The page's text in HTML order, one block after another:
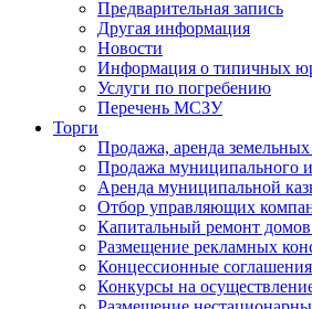
Предварительная запись
Другая информация
Новости
Информация о типичных
Услуги по погребению
Перечень МСЗУ
Торги
Продажа, аренда
Продажа муниципального
Аренда муниципальной
Отбор управляющих
Капитальный ремонт
Размещение рекламных
Концессионные соглашения
Конкурсы на